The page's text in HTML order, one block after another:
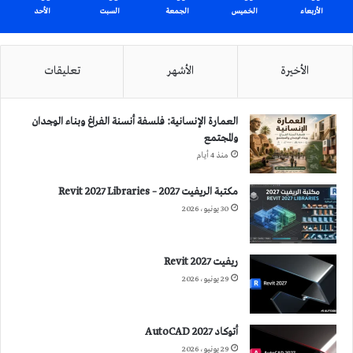
الأربعاء الخميس الجمعة السبت الأحد
الأخيرة الأشهر تعليقات
العمارة الإنسانية: فلسفة أنسنة الفراغ وبناء الوجدان
والمجتمع
منذ 4 أيام
مكتبة الريفيت 2027 – Revit 2027 Libraries
30 يونيو، 2026
ريفيت 2027 Revit
29 يونيو، 2026
أتوكاد 2027 AutoCAD
29 يونيو، 2026